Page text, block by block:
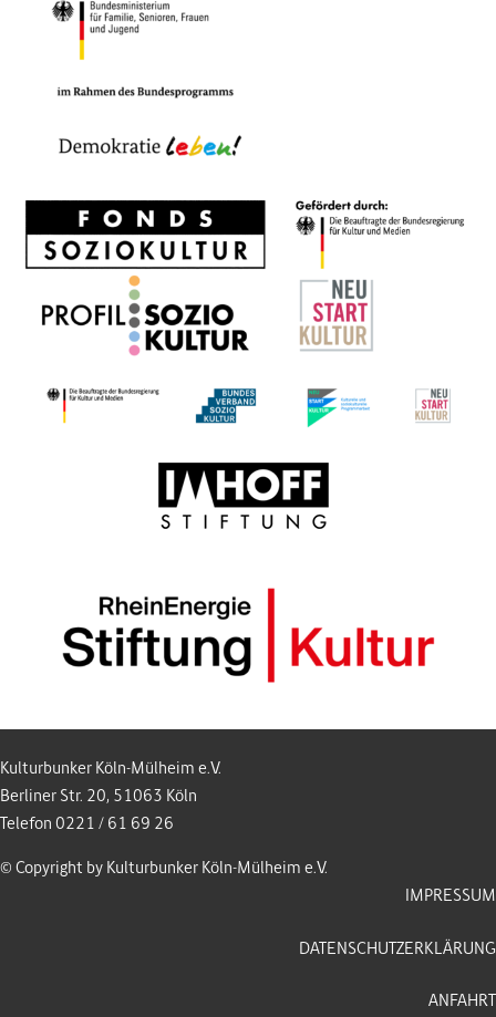
Kulturbunker Köln-Mülheim e.V.
Berliner Str. 20, 51063 Köln
Telefon 0221 / 61 69 26
© Copyright by Kulturbunker Köln-Mülheim e.V.
IMPRESSUM
DATENSCHUTZERKLÄRUNG
ANFAHRT